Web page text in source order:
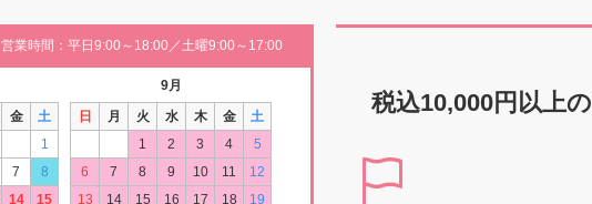
営業時間：平日9:00～18:00／土曜9:00～17:00
金
土
1
7
8
14 15
9月
日
月 火 水 木 金
土
1
2 3 4
5
6
7 8 9 10 11
12
13
14 15 16 17 18 19
税込10,000円以上の